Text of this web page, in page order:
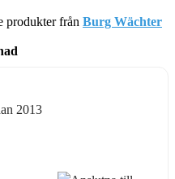
produkter från Burg Wächter
2013